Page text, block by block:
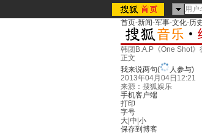
首页-新闻-军事-文化-历史
韩团B.A.P《One Shot
正文
我来说两句(
人参与)
2013年04月04日12:21
来源： 搜狐娱乐
手机客户端
打印
字号
大 中 小
保存到博客